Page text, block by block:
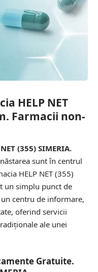
HELP NET
Farmacii non-
(355) SIMERIA.
sunt în centrul
HELP NET (355)
un simplu punct de
centru de informare,
oferind servicii
ale unei
Gratuite.